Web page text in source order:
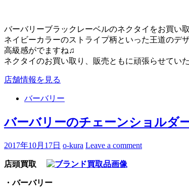
バーバリーブラックレーベルのネクタイをお買い
ネイビーカラーのストライプ柄といった王道のデ
高級感がでますね♫
ネクタイのお買い取り、販売ともに頑張らせてい
店舗情報を見る
バーバリー
バーバリーのチェーンショルダ
2017年10月17日 o-kura Leave a comment
店頭買取
・バーバリー